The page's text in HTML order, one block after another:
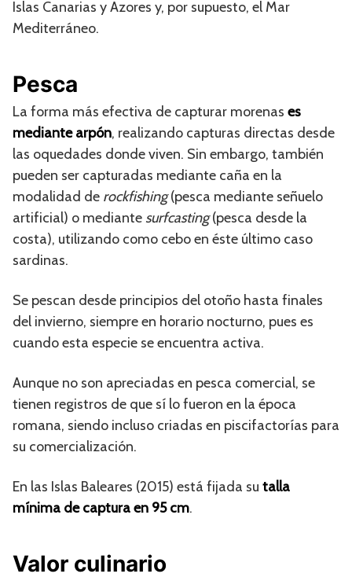
Islas Canarias y Azores y, por supuesto, el Mar
Mediterráneo.
Pesca
La forma más efectiva de capturar morenas es
mediante arpón, realizando capturas directas desde
las oquedades donde viven. Sin embargo, también
pueden ser capturadas mediante caña en la
modalidad de rockfishing(pesca mediante señuelo
artificial) o mediante surfcasting(pesca desde la
costa), utilizando como cebo en éste último caso
sardinas.
Se pescan desde principios del otoño hasta finales
del invierno, siempre en horario nocturno, pues es
cuando esta especie se encuentra activa.
Aunque no son apreciadas en pesca comercial, se
tienen registros de que sí lo fueron en la época
romana, siendo incluso criadas en piscifactorías para
su comercialización.
En las Islas Baleares (2015) está fijada su talla
mínima de captura en 95 cm.
Valor culinario